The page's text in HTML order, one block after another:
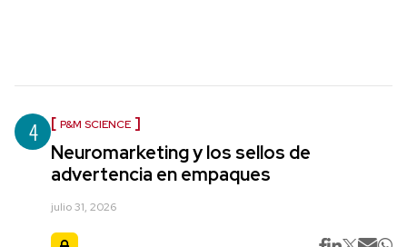
4 P&M SCIENCE
Neuromarketing y los sellos de
advertencia en empaques
julio 31, 2026